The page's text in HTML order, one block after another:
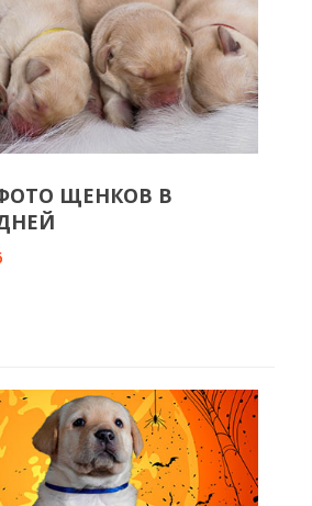
ЩЕНКОВ В